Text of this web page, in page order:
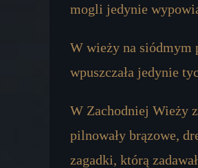
mogli jedynie
W wieży na siódmym
wpuszczała jedynie
W Zachodniej Wieży
pilnowały brązowe,
zagadki, którą